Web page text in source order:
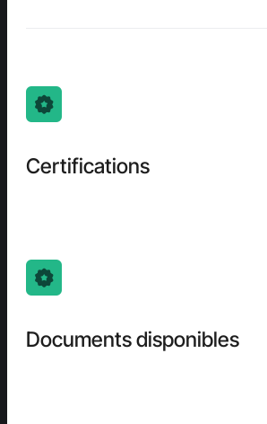
Certifications
Documents disponibles